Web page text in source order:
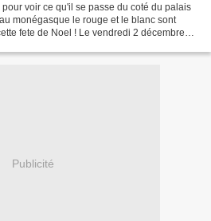
voir ce qu'il se passe du coté du palais
monégasque le rouge et le blanc sont
fete de Noel ! Le vendredi 2 décembre
Publicité